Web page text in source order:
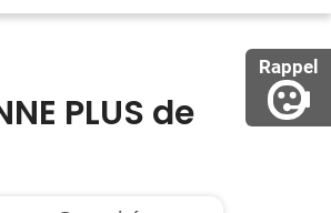
Rappel
PLUS de